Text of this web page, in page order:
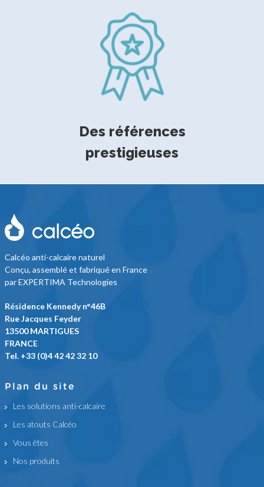
Des références
prestigieuses
Calcéo anti-calcaire naturel
Conçu, assemblé et fabriqué en France
par EXPERTIMA Technologies
Résidence Kennedy n°46B
Rue Jacques Feyder
13500 MARTIGUES
FRANCE
Tel. +33 (0)4 42 42 32 10
Plan du site
Les solutions anti-calcaire
Les atouts Calcéo
Vous êtes
Nos produits